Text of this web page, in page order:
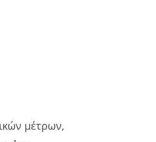
μέτρων,